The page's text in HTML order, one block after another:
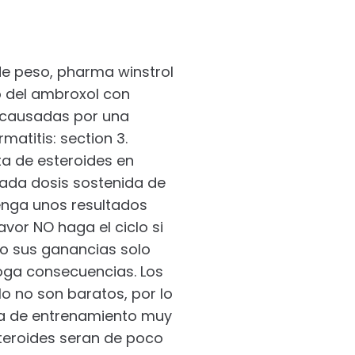
peso, pharma winstrol
del ambroxol con
por una
section 3.
de esteroides en
dosis sostenida de
unos resultados
NO haga el ciclo si
sus ganancias solo
consecuencias. Los
no son baratos, por lo
de entrenamiento muy
seran de poco